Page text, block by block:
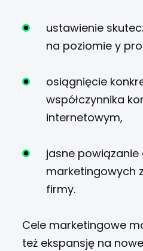
ustawienie
na poziomie y
osiągnięcie
współczynnika
internetowym,
jasne powiązanie
marketingowych
firmy.
Cele marketingowe
też ekspansję na